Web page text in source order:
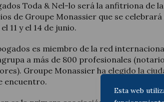
Esta web
Toda & Nel-lo será la anfitriona de la
de Groupe Monassier que se celebrará
11 y el 14 de junio.
es miembro de la red
a más de 800 profesionales
Groupe Monassier ha elegido la
encuentro.